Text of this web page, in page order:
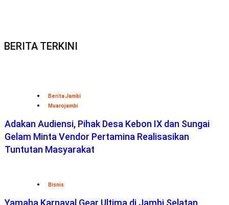
BERITA TERKINI
Berita Jambi
Muarojambi
Adakan Audiensi, Pihak Desa Kebon IX dan Sungai
Gelam Minta Vendor Pertamina Realisasikan
Tuntutan Masyarakat
Bisnis
Yamaha Karnaval Gear Ultima di Jambi Selatan